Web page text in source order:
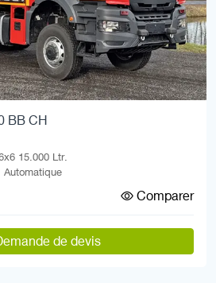
BB CH
15.000 Ltr.
Automatique
Comparer
de devis